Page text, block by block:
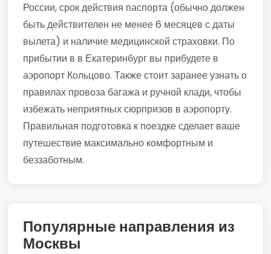
России, срок действия паспорта (обычно должен
быть действителен не менее 6 месяцев с даты
вылета) и наличие медицинской страховки. По
прибытии в в Екатеринбург вы прибудете в
аэропорт Кольцово. Также стоит заранее узнать о
правилах провоза багажа и ручной клади, чтобы
избежать неприятных сюрпризов в аэропорту.
Правильная подготовка к поездке сделает ваше
путешествие максимально комфортным и
беззаботным.
Популярные направления из
Москвы